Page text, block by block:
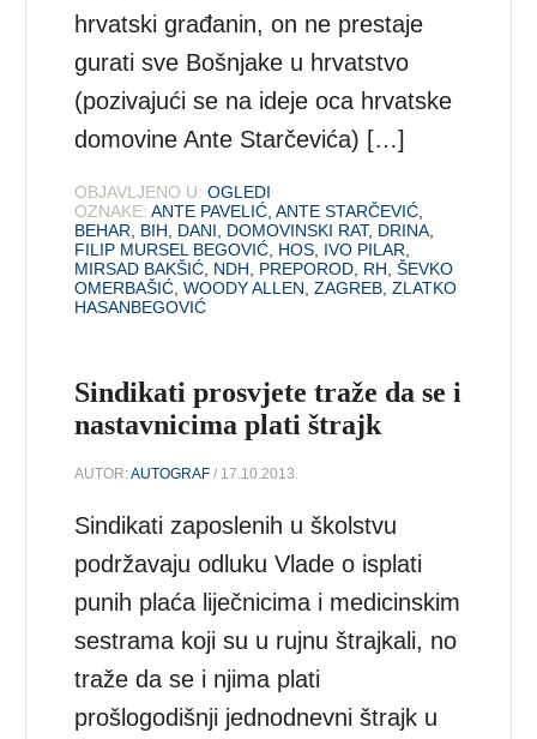
hrvatski građanin, on ne prestaje
gurati sve Bošnjake u hrvatstvo
(pozivajući se na ideje oca hrvatske
domovine Ante Starčevića) […]
OBJAVLJENO U: OGLEDI
OZNAKE: ANTE PAVELIĆ ,ANTE STARČEVIĆ
BEHAR
BIH DANI DOMOVINSKI RAT, DRINA
FILIP MURSEL BEGOVIĆ HOS IVO PILAR
MIRSAD BAKŠIĆ NDH PREPOROD RH ,ŠEVKO
OMERBAŠIĆ ,WOODY ALLEN ,ZAGREB ,ZLATKO
HASANBEGOVIĆ
Sindikati prosvjete traže da se i
nastavnicima plati štrajk
AUTOR:AUTOGRAF / 17.10.2013.
Sindikati zaposlenih u školstvu
podržavaju odluku Vlade o isplati
punih plaća liječnicima i medicinskim
sestrama koji su u rujnu štrajkali, no
traže da se i njima plati
prošlogodišnji jednodnevni štrajk u